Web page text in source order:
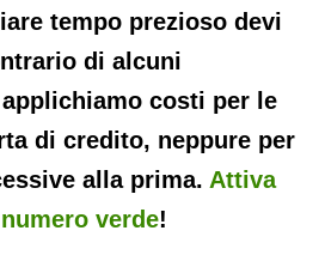
tempo prezioso devi
di alcuni
costi per le
di credito, neppure per
alla prima. Attiva
verde!